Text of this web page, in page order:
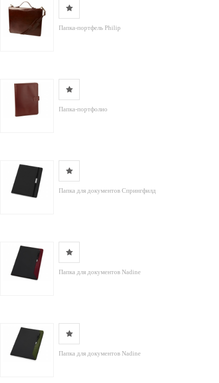
Папка-портфель Philip
Папка-портфолио
Папка для документов Спрингфилд
Папка для документов Nadine
Папка для документов Nadine